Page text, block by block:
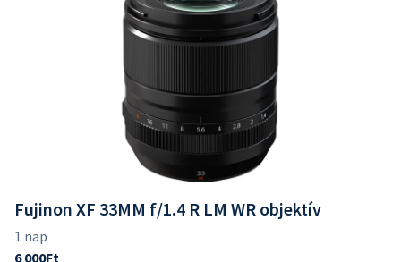
Fujinon XF 33MM f/1.4 R LM WR objektív